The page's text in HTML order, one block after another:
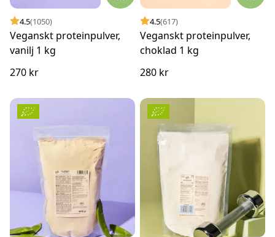
4.5(1050)
Veganskt proteinpulver,
vanilj 1 kg
270 kr
4.5(617)
Veganskt proteinpulver,
choklad 1 kg
280 kr